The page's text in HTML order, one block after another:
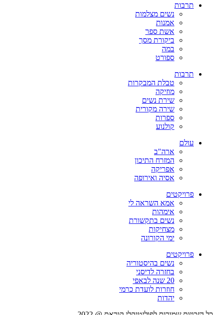
תרבות
נשים מצלמות
אמנות
אשת ספר
ביקורת מסך
במה
ספורט
תרבות
טבלת המבקרות
מוזיקה
שירת נשים
שירה מקורית
ספרות
קולנוע
עולם
ארה"ב
המזרח התיכון
אפריקה
אסיה ואירופה
פרויקטים
אמא השראה לי
אימהות
נשים בתקשורת
מצחיקות
ימי הקורונה
פרויקטים
נשים בהיסטוריה
בחזרה לדיסני
20 שנה לבאפי
חוזרות לועדת כרמי
יהדות